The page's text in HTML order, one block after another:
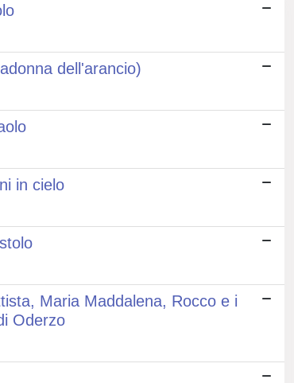
dell'arancio)
in cielo
Maria Maddalena, Rocco e i
Oderzo